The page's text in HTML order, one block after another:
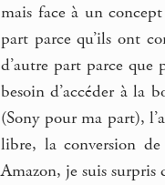
mais face à un
part parce qu’ils ont
d’autre part parce que
besoin d’accéder à la
(Sony pour ma part),
libre, la conversion
Amazon, je suis surpris